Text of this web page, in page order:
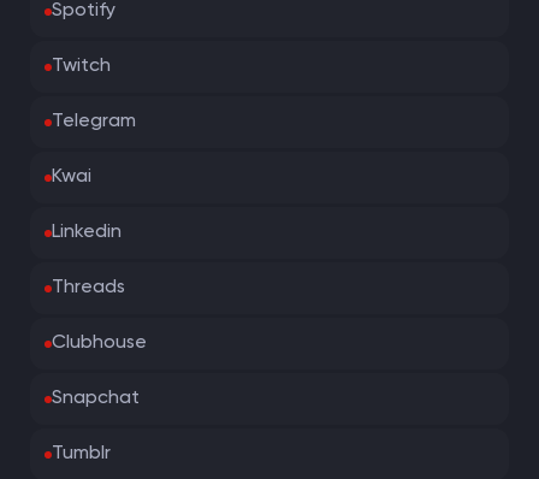
Spotify
Twitch
Telegram
Kwai
Linkedin
Threads
Clubhouse
Snapchat
Tumblr